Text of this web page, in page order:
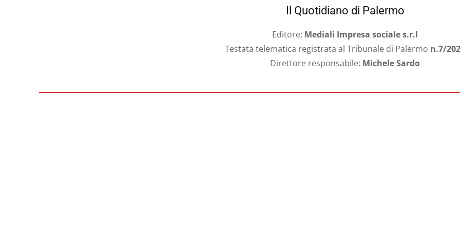
Il Quotidiano di Palermo
Editore: Mediali Impresa sociale s.r.l
Testata telematica registrata al Tribunale di Palermo n.7/
Direttore responsabile: Michele Sardo